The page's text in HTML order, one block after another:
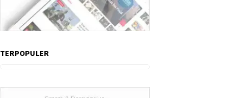
TERPOPULER